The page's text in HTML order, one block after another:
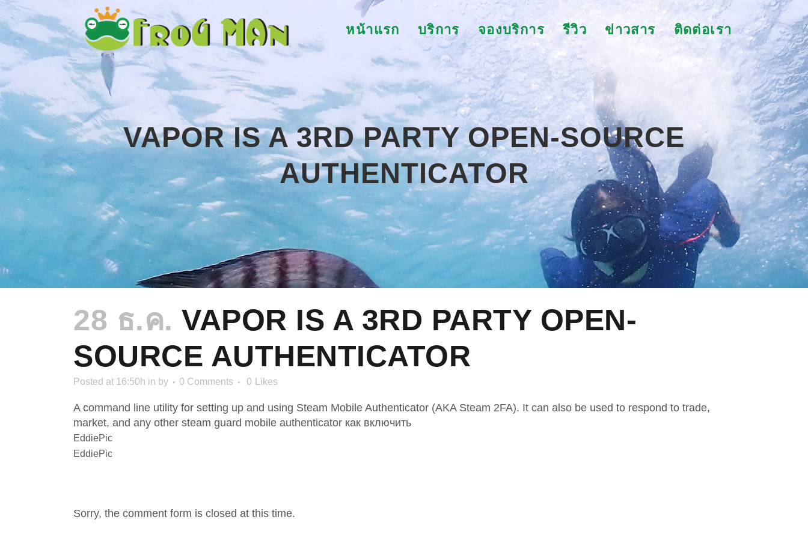
หน้าแรก บริการ จองบริการ รีวิว ข่าวสาร ติดต่อเรา
VAPOR IS A 3RD PARTY OPEN-SOURCE
AUTHENTICATOR
28 ธ.ค. VAPOR IS A 3RD PARTY OPEN-
SOURCE AUTHENTICATOR
Posted at 16:50h in by 0 Comments 0 Likes
A command line utility for setting up and using Steam Mobile Authenticator (AKA Steam 2FA). It can also be used to respond to trade,
market, and any other steam guard mobile authenticator как включить
EddiePic
EddiePic
Sorry, the comment form is closed at this time.